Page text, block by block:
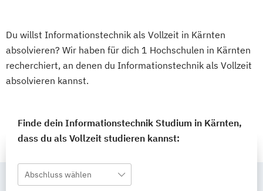
Du willst Informationstechnik als Vollzeit in Kärnten
absolvieren? Wir haben für dich 1 Hochschulen in Kärnten
recherchiert, an denen du Informationstechnik als Vollzeit
absolvieren kannst.
Finde dein Informationstechnik Studium in Kärnten,
dass du als Vollzeit studieren kannst:
Abschluss wählen